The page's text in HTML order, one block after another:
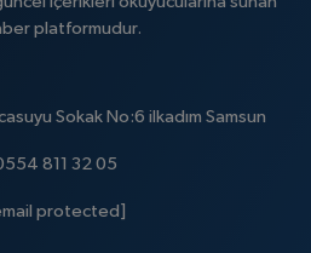
platformudur.
Sokak No:6 ilkadım Samsun
811 32 05
protected]